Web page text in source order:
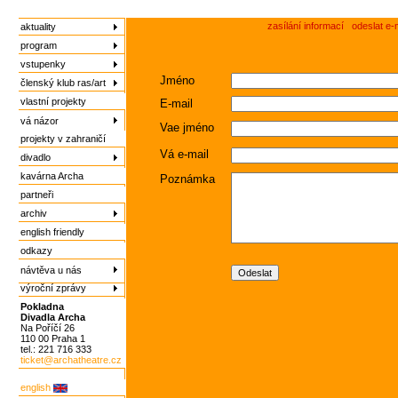
aktuality
program
vstupenky
členský klub ras/art
vlastní projekty
vá názor
projekty v zahraničí
divadlo
kavárna Archa
partneři
archiv
english friendly
odkazy
návtěva u nás
výroční zprávy
Pokladna
Divadla Archa
Na Poříčí 26
110 00 Praha 1
tel.: 221 716 333
ticket@archatheatre.cz
english
zasílání informací odeslat e-
Jméno
E-mail
Vae jméno
Vá e-mail
Poznámka